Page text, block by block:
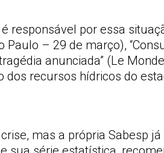
responsável por essa
Paulo – 29 de março),
anunciada” (Le
recursos hídricos do
mas a própria Sabesp